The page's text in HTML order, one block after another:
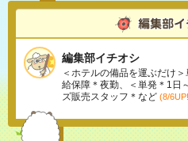
編集部イチオシ
＜ホテルの備品を運ぶだけ
給保障＊夜勤、＜単発＊1日
ズ販売スタッフ＊など (8/